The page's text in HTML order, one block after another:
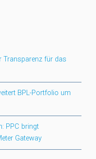
Transparenz für das
BPL-Portfolio um
PPC bringt
Gateway